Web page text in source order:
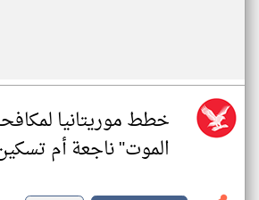
خطط موريتانيا
الموت" ناجعة أم